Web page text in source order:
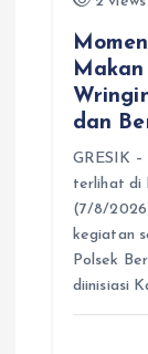
Makan
dan
GRESIK –
terlihat di
(7/8/
kegiatan
Polsek
diinisiasi